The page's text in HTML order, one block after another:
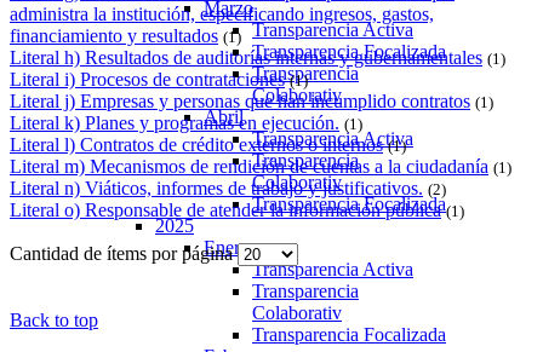
Marzo
Transparencia Activa
Transparencia Focalizada
Transparencia
Colaborativ
Abril
Transparencia Activa
Transparencia
Colaborativ
Transparencia Focalizada
2025
Enero
Transparencia Activa
Transparencia
Colaborativ
Transparencia Focalizada
administra la institución, especificando ingresos, gastos,
financiamiento y resultados (1)
Literal h) Resultados de auditorías internas y gubernamentales (1)
Literal i) Procesos de contrataciones (1)
Literal j) Empresas y personas que han incumplido contratos (1)
Literal k) Planes y programas en ejecución. (1)
Literal l) Contratos de crédito externos o internos (1)
Literal m) Mecanismos de rendición de cuentas a la ciudadanía (1)
Literal n) Viáticos, informes de trabajo y justificativos. (2)
Literal o) Responsable de atender la información pública (1)
Cantidad de ítems por página
Back to top